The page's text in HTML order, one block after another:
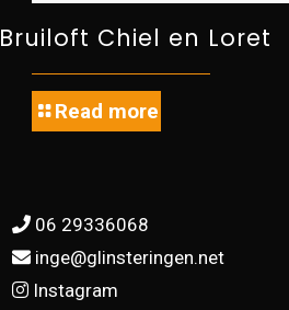
Bruiloft Chiel en Loret
Read more
06 29336068
inge@glinsteringen.net
Instagram